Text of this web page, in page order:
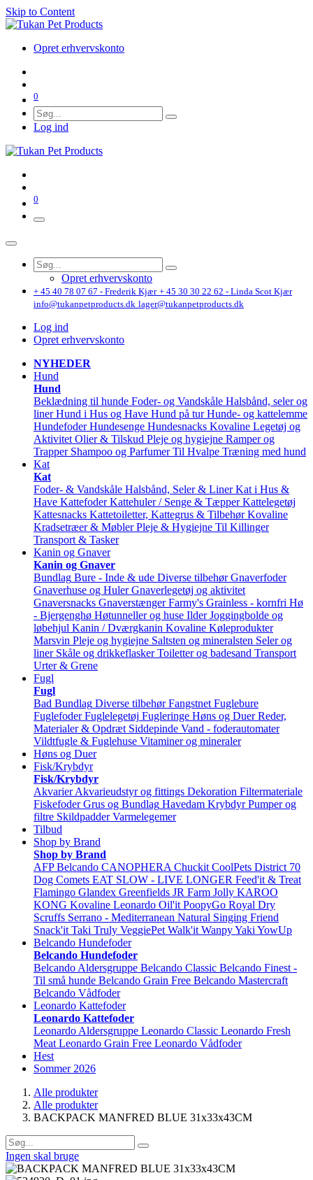
Skip to Content
Opret erhvervskonto
0
Log ind
0
Opret erhvervskonto
+ 45 40 78 07 67 - Frederik Kjær + 45 30 30 22 62 - Linda Scot Kjær
info@tukanpetproducts.dk lager@tukanpetproducts.dk
Log ind
Opret erhvervskonto
NYHEDER
Hund
Hund
Beklædning til hunde Foder- og Vandskåle Halsbånd, seler og
liner Hund i Hus og Have Hund på tur Hunde- og kattelemme
Hundefoder Hundesenge Hundesnacks Kovaline Legetøj og
Aktivitet Olier & Tilskud Pleje og hygiejne Ramper og
Trapper Shampoo og Parfumer Til Hvalpe Træning med hund
Kat
Kat
Foder- & Vandskåle Halsbånd, Seler & Liner Kat i Hus &
Have Kattefoder Kattehuler / Senge & Tæpper Kattelegetøj
Kattesnacks Kattetoiletter, Kattegrus & Tilbehør Kovaline
Kradsetræer & Møbler Pleje & Hygiejne Til Killinger
Transport & Tasker
Kanin og Gnaver
Kanin og Gnaver
Bundlag Bure - Inde & ude Diverse tilbehør Gnaverfoder
Gnaverhuse og Huler Gnaverlegetøj og aktivitet
Gnaversnacks Gnaverstænger Farmy's Grainless - kornfri Hø
- Bjergenghø Høtunneller og huse Ilder Joggingbolde og
løbehjul Kanin / Dværgkanin Kovaline Køleprodukter
Marsvin Pleje og hygiejne Saltsten og mineralsten Seler og
liner Skåle og drikkeflasker Toiletter og badesand Transport
Urter & Grene
Fugl
Fugl
Bad Bundlag Diverse tilbehør Fangstnet Fuglebure
Fuglefoder Fuglelegetøj Fugleringe Høns og Duer Reder,
Materialer & Opdræt Siddepinde Vand - foderautomater
Vildtfugle & Fuglehuse Vitaminer og mineraler
Høns og Duer
Fisk/Krybdyr
Fisk/Krybdyr
Akvarier Akvarieudstyr og fittings Dekoration Filtermateriale
Fiskefoder Grus og Bundlag Havedam Krybdyr Pumper og
filtre Skildpadder Varmelegemer
Tilbud
Shop by Brand
Shop by Brand
AFP Belcando CANOPHERA Chuckit CoolPets District 70
Dog Comets EAT SLOW - LIVE LONGER Feed'it & Treat
Flamingo Glandex Greenfields JR Farm Jolly KAROO
KONG Kovaline Leonardo Oil'it PoopyGo Royal Dry
Scruffs Serrano - Mediterranean Natural Singing Friend
Snack'it Taki Truly VeggiePet Walk'it WanpyYaki YowUp
Belcando Hundefoder
Belcando Hundefoder
Belcando Aldersgruppe Belcando Classic Belcando Finest -
Til små hunde Belcando Grain Free Belcando Mastercraft
Belcando Vådfoder
Leonardo Kattefoder
Leonardo Kattefoder
Leonardo Aldersgruppe Leonardo Classic Leonardo Fresh
Meat Leonardo Grain Free Leonardo Vådfoder
Hest
Sommer 2026
Alle produkter
Alle produkter
BACKPACK MANFRED BLUE 31x33x43CM
Ingen skal bruge